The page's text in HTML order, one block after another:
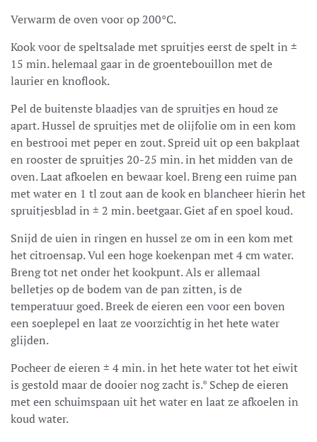
Verwarm de oven voor op 200°C.
Kook voor de speltsalade met spruitjes eerst de spelt in ±
15 min. helemaal gaar in de groentebouillon met de
laurier en knoflook.
Pel de buitenste blaadjes van de spruitjes en houd ze
apart. Hussel de spruitjes met de olijfolie om in een kom
en bestrooi met peper en zout. Spreid uit op een bakplaat
en rooster de spruitjes 20-25 min. in het midden van de
oven. Laat afkoelen en bewaar koel. Breng een ruime pan
met water en 1 tl zout aan de kook en blancheer hierin het
spruitjesblad in ± 2 min. beetgaar. Giet af en spoel koud.
Snijd de uien in ringen en hussel ze om in een kom met
het citroensap. Vul een hoge koekenpan met 4 cm water.
Breng tot net onder het kookpunt. Als er allemaal
belletjes op de bodem van de pan zitten, is de
temperatuur goed. Breek de eieren een voor een boven
een soeplepel en laat ze voorzichtig in het hete water
glijden.
Pocheer de eieren ± 4 min. in het hete water tot het eiwit
is gestold maar de dooier nog zacht is.* Schep de eieren
met een schuimspaan uit het water en laat ze afkoelen in
koud water.